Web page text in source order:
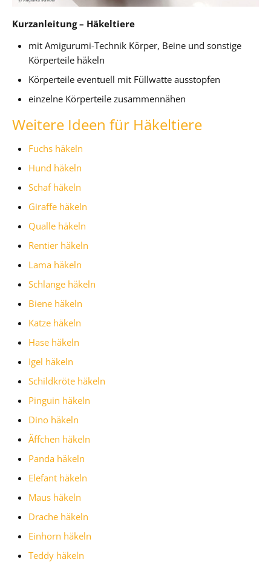
Kurzanleitung – Häkeltiere
mit Amigurumi-Technik Körper, Beine und sonstige
Körperteile häkeln
Körperteile eventuell mit Füllwatte ausstopfen
einzelne Körperteile zusammennähen
Weitere Ideen für Häkeltiere
Fuchs häkeln
Hund häkeln
Schaf häkeln
Giraffe häkeln
Qualle häkeln
Rentier häkeln
Lama häkeln
Schlange häkeln
Biene häkeln
Katze häkeln
Hase häkeln
Igel häkeln
Schildkröte häkeln
Pinguin häkeln
Dino häkeln
Äffchen häkeln
Panda häkeln
Elefant häkeln
Maus häkeln
Drache häkeln
Einhorn häkeln
Teddy häkeln